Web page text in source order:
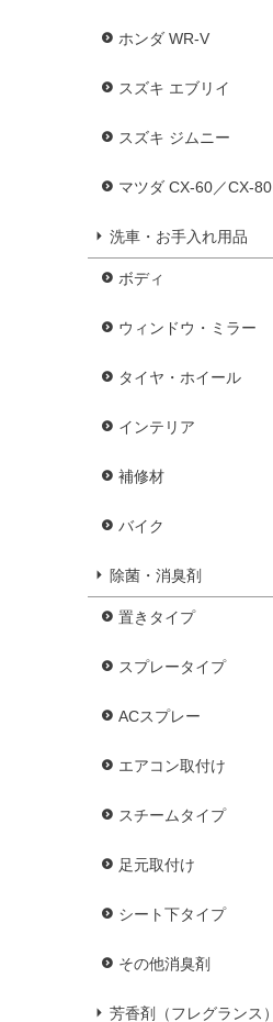
ホンダ WR-V
スズキ エブリイ
スズキ ジムニー
マツダ CX-60／CX-80
洗車・お手入れ用品
ボディ
ウィンドウ・ミラー
タイヤ・ホイール
インテリア
補修材
バイク
除菌・消臭剤
置きタイプ
スプレータイプ
ACスプレー
エアコン取付け
スチームタイプ
足元取付け
シート下タイプ
その他消臭剤
芳香剤（フレグランス）